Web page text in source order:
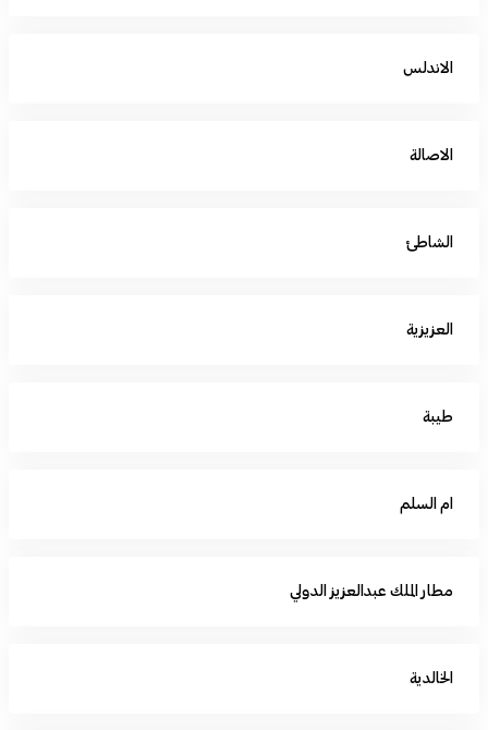
الاندلس
الاصالة
الشاطئ
العزيزية
طيبة
ام السلم
مطار الملك عبدالعزيز الدولي
الخالدية